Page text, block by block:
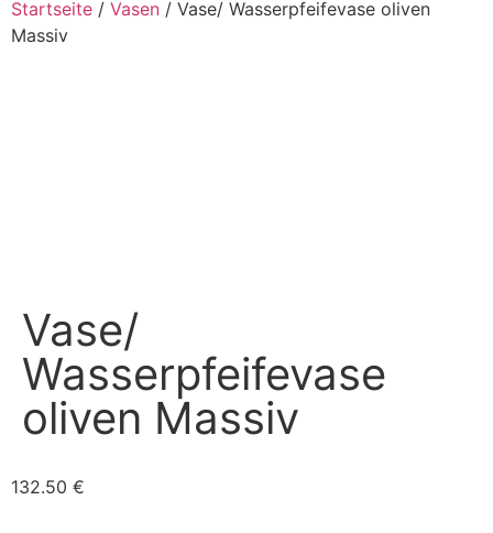
Startseite / Vasen / Vase/ Wasserpfeifevase oliven
Massiv
Vase/
Wasserpfeifevase
oliven Massiv
132.50 €